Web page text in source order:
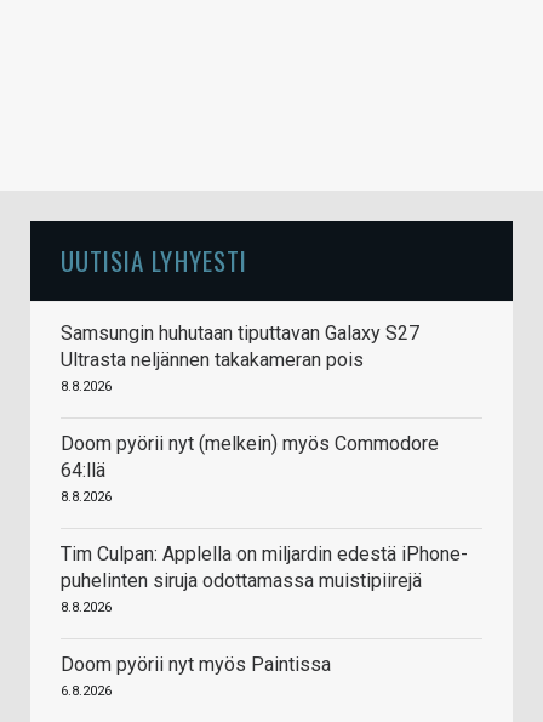
UUTISIA LYHYESTI
Samsungin huhutaan tiputtavan Galaxy S27
Ultrasta neljännen takakameran pois
8.8.2026
Doom pyörii nyt (melkein) myös Commodore
64:llä
8.8.2026
Tim Culpan: Applella on miljardin edestä iPhone-
puhelinten siruja odottamassa muistipiirejä
8.8.2026
Doom pyörii nyt myös Paintissa
6.8.2026